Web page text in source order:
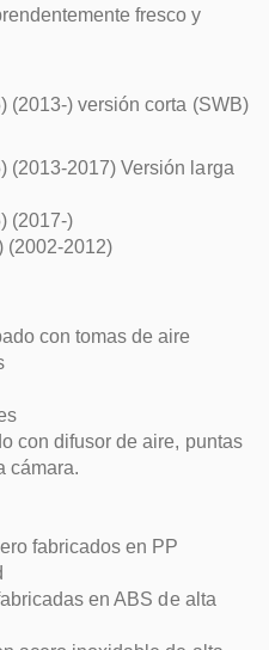
fresco y
(2013-) versión corta (SWB)
(2013-2017) Versión larga
(2017-)
(2002-2012)
con tomas de aire
con difusor de aire, puntas
cámara.
fabricados en PP
en ABS de alta